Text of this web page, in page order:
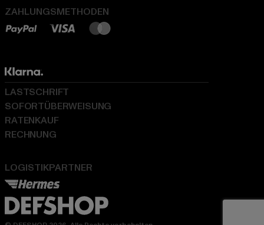
ZAHLUNGSMETHODEN
LOGISTIKPARTNER
LASTSCHRIFT
SOFORTÜBERWEISUNG
RATENKAUF
RECHNUNG